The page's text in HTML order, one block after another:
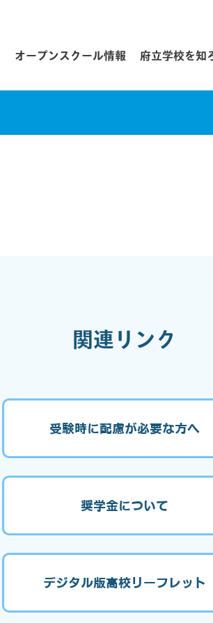
オープンスクール情報 府立学校を知
関連リンク
受験時に配慮が必要な方へ
奨学金について
デジタル版高校リーフレット